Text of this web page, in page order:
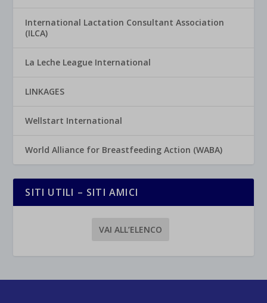
International Lactation Consultant Association
(ILCA)
La Leche League International
LINKAGES
Wellstart International
World Alliance for Breastfeeding Action (WABA)
SITI UTILI – SITI AMICI
VAI ALL’ELENCO